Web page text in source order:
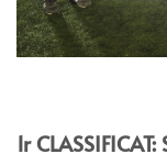
1r